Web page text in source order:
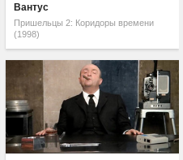
Вантус
Пришельцы 2: Коридоры времени
(1998)